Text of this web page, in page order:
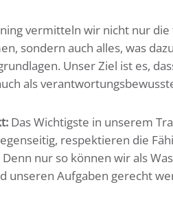
vermitteln wir nicht nur
sondern auch alles, was
Unser Ziel ist es,
als
Das Wichtigste in unserem
respektieren die
nur so können wir als
unseren Aufgaben gerecht